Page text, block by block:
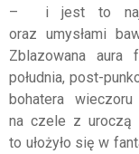
– i jest to
oraz umysłami
Zblazowana aura
południa, post-
bohatera
na czele z uroczą
to ułożyło się w